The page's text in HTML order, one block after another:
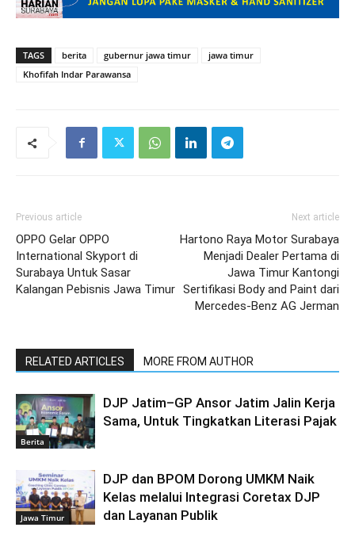
TAGS berita gubernur jawa timur
jawa timur
Khofifah Indar Parawansa
Previous article
OPPO Gelar OPPO
International Skyport di
Surabaya Untuk Sasar
Kalangan Pebisnis Jawa Timur
Next article
Hartono Raya Motor Surabaya
Menjadi Dealer Pertama di
Jawa Timur Kantongi
Sertifikasi Body and Paint dari
Mercedes-Benz AG Jerman
RELATED ARTICLES MORE FROM AUTHOR
Berita
DJP Jatim–GP Ansor Jatim Jalin Kerja
Sama, Untuk Tingkatkan Literasi Pajak
Jawa Timur
DJP dan BPOM Dorong UMKM Naik
Kelas melalui Integrasi Coretax DJP
dan Layanan Publik